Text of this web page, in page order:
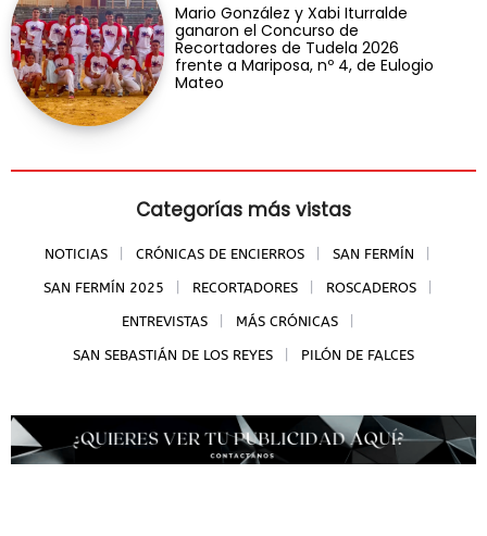
Mario González y Xabi Iturralde
ganaron el Concurso de
Recortadores de Tudela 2026
frente a Mariposa, nº 4, de Eulogio
Mateo
Categorías más vistas
NOTICIAS CRÓNICAS DE ENCIERROS SAN FERMÍN
SAN FERMÍN 2025 RECORTADORES ROSCADEROS
ENTREVISTAS MÁS CRÓNICAS
SAN SEBASTIÁN DE LOS REYES PILÓN DE FALCES